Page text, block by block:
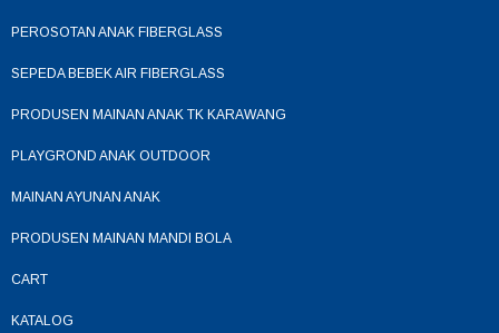
PEROSOTAN ANAK FIBERGLASS
SEPEDA BEBEK AIR FIBERGLASS
PRODUSEN MAINAN ANAK TK KARAWANG
PLAYGROND ANAK OUTDOOR
MAINAN AYUNAN ANAK
PRODUSEN MAINAN MANDI BOLA
CART
KATALOG